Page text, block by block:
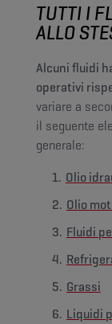
TUTTI I
ALLO
Alcuni fluidi
operativi
variare a
il seguente
generale:
Olio
Olio
Fluidi
Grassi
Liquidi